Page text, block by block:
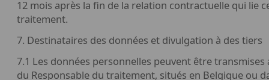
12 mois après la fin de la relation contractuelle qui lie
traitement.
7. Destinataires des données et divulgation à des tiers
7.1 Les données personnelles peuvent être
du Responsable du traitement, situés en Belgique ou